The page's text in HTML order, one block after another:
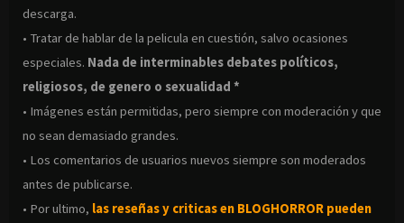
descarga.
• Tratar de hablar de la pelicula en cuestión, salvo ocasiones
especiales. Nada de interminables debates políticos,
religiosos, de genero o sexualidad *
• Imágenes están permitidas, pero siempre con moderación y que
no sean demasiado grandes.
• Los comentarios de usuarios nuevos siempre son moderados
antes de publicarse.
• Por ultimo, las reseñas y criticas en BLOGHORROR pueden